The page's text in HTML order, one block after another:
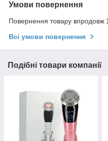
Умови повернення
Повернення товару впродовж
Всі умови повернення
Подібні товари компанії